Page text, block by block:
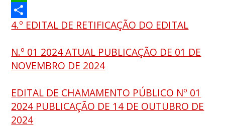
WhatsApp
Share
4.º EDITAL DE RETIFICAÇÃO DO EDITAL
N.º 01 2024 ATUAL PUBLICAÇÃO DE 01 DE
NOVEMBRO DE 2024
EDITAL DE CHAMAMENTO PÚBLICO Nº 01
2024 PUBLICAÇÃO DE 14 DE OUTUBRO DE
2024